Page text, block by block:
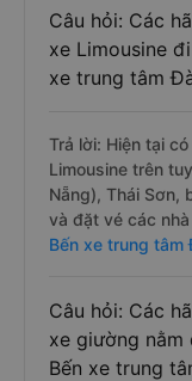
Câu hỏi: Các
xe Limousine
xe trung tâm
Trả lời: Hiện tại
Limousine trên
Nẵng), Thái Sơn,
và đặt vé các
Bến xe trung tâm
Câu hỏi: Các
xe giường
Bến xe trung